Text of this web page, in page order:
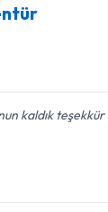
kaldık teşekkür